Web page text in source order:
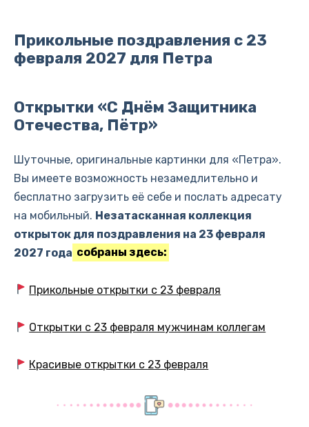
Прикольные поздравления с 23
февраля 2027 для Петра
Открытки «С Днём Защитника
Отечества, Пётр»
Шуточные, оригинальные картинки для «Петра».
Вы имеете возможность незамедлительно и
бесплатно загрузить её себе и послать адресату
на мобильный. Незатасканная коллекция
открыток для поздравления на 23 февраля
2027 года собраны здесь:
Прикольные открытки с 23 февраля
Открытки с 23 февраля мужчинам коллегам
Красивые открытки с 23 февраля